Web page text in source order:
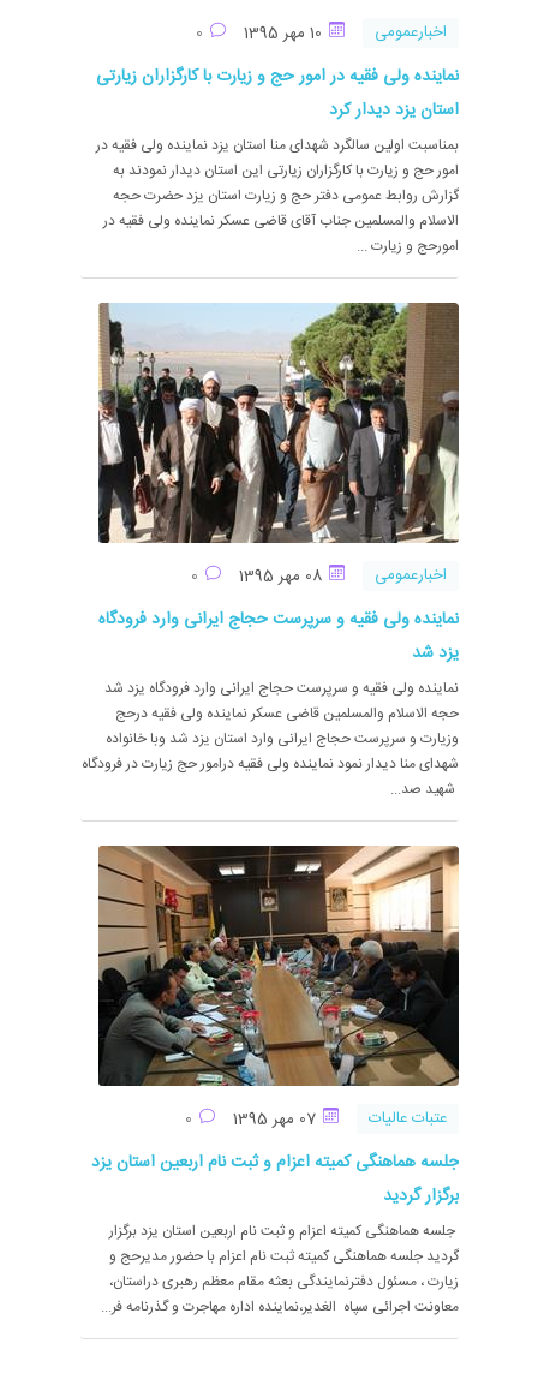
اخبارعمومی
نماینده ولی فقیه در امور حج و زیارت با کارگزاران زیارتی
استان یزد دیدار کرد
بمناسبت اولین سالگرد شهدای منا استان یزد نماینده ولی فقیه در
امور حج و زیارت با کارگزاران زیارتی این استان دیدار نمودند به
گزارش روابط عمومی دفتر حج و زیارت استان یزد حضرت حجه
الاسلام والمسلمین جناب آقای قاضی عسکر نماینده ولی فقیه در
امورحج و زیارت ...
اخبارعمومی 08 مهر 1395
نماینده ولی فقیه و سرپرست حجاج ایرانی وارد فرودگاه
یزد شد
نماینده ولی فقیه و سرپرست حجاج ایرانی وارد فرودگاه یزد شد
حجه الاسلام والمسلمین قاضی عسکر نماینده ولی فقیه درحج
وزیارت و سرپرست حجاج ایرانی وارد استان یزد شد وبا خانواده
شهدای منا دیدار نمود نماینده ولی فقیه درامور حج زیارت در فرودگاه
شهید صد...
عتبات عالیات 07 مهر 1395
جلسه هماهنگی کمیته اعزام و ثبت نام اربعین استان یزد
برگزار گردید
جلسه هماهنگی کمیته اعزام و ثبت نام اربعین استان یزد برگزار
گردید جلسه هماهنگی کمیته ثبت نام اعزام با حضور مدیرحج و
زیارت ، مسئول دفترنمایندگی بعثه مقام معظم رهبری دراستان،
معاونت اجرائی سپاه الغدیر،نماینده اداره مهاجرت و گذرنامه فر...